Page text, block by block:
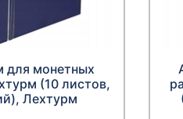
для монетных
(10 листов,
Лехтурм